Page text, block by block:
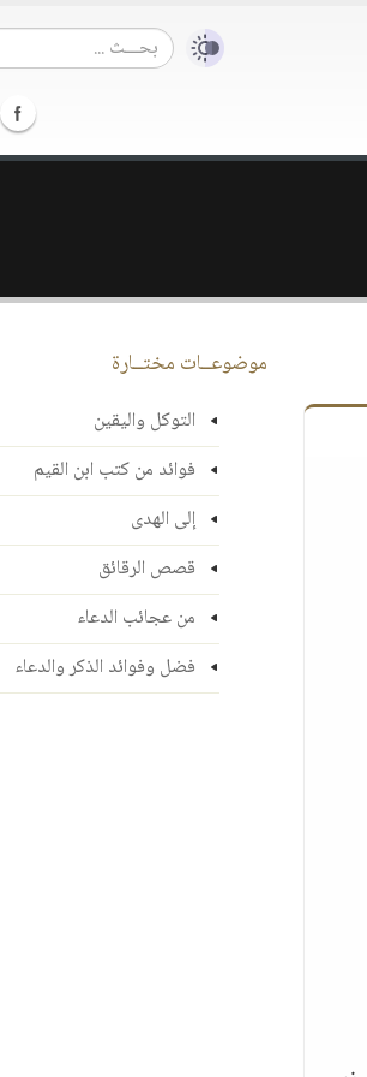
موضوعــات مختــارة
التوكل واليقين
فوائد من كتب ابن القيم
إلى الهدى
قصص الرقائق
من عجائب الدعاء
فضل وفوائد الذكر والدعاء